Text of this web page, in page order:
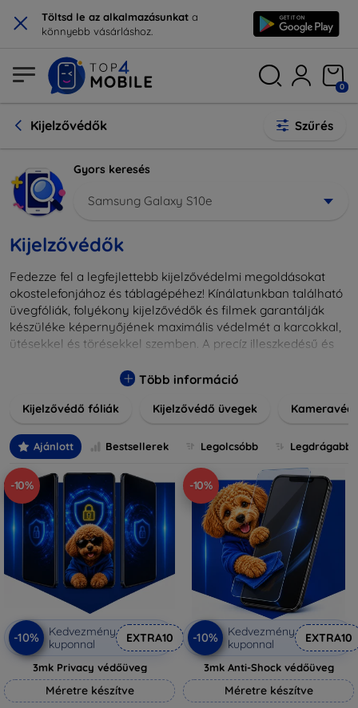
× Töltsd le az alkalmazásunkat a
könnyebb vásárláshoz.
0
Kijelzővédők Szűrés
Gyors keresés
Samsung Galaxy S10e
Kijelzővédők
Fedezze fel a legfejlettebb kijelzővédelmi megoldásokat
okostelefonjához és táblagépéhez! Kínálatunkban található
üvegfóliák, folyékony kijelzővédők és filmek garantálják
készüléke képernyőjének maximális védelmét a karcokkal,
ütésekkel és törésekkel szemben. A precíz illeszkedésű és
hanem kristálytiszta képet is biztosítanak, megőrzi a
és stílusú kijelzővédőink közül, hogy a mindennapok során is
fedésről vagy íves kijelzővédelemről, a minőséget szem
előtt tartva kínálunk megoldásokat minden eszközre.
Több információ
Kijelzővédő fóliák Kijelzővédő üvegek
Ajánlott Bestsellerek Legolcsóbb Legdrágabb
-10%
-10%
Kedvezmény
kuponnal
EXTRA10
3mk Privacy védőüveg
Méretre készítve
-10%
-10%
Kedvezmény
kuponnal
EXTRA10
3mk Anti-Shock védőüveg
Méretre készítve